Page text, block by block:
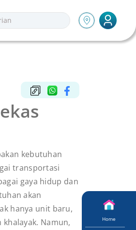
Home
kebutuhan
transportasi
gaya hidup dan
akan
hanya unit baru,
Namun,